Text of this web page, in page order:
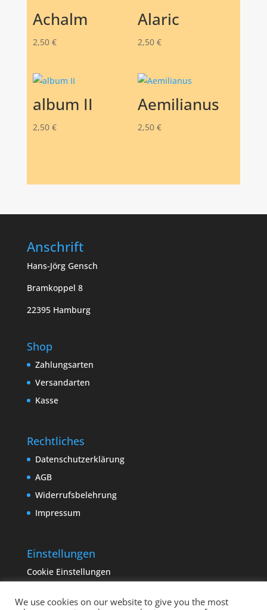
Achalm
2,50 €
Alaric
2,50 €
album II
2,50 €
Aemilianus
2,50 €
Anschrift
Hans-Jörg Gensch
Bramkoppel 8
22395 Hamburg
Shop
Zahlungsarten
Versandarten
Kasse
Rechtliches
Datenschutzerklärung
AGB
Widerrufsbelehrung
Impressum
Einstellungen
Cookie Einstellungen
We use cookies on our website to give you the most